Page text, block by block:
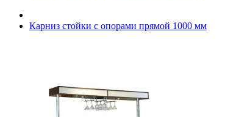
Карниз стойки с опорами прямой 1000 мм